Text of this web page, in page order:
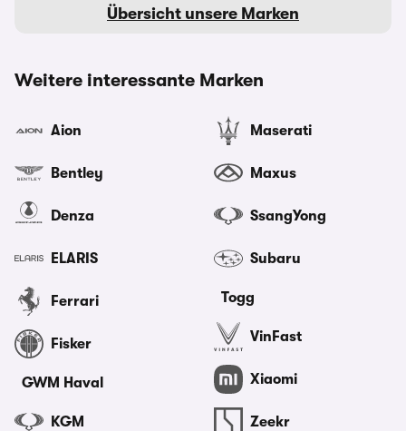
Übersicht unsere Marken
Weitere interessante Marken
Aion
Bentley
Denza
ELARIS
Ferrari
Fisker
GWM Haval
KGM
Maserati
Maxus
SsangYong
Subaru
Togg
VinFast
Xiaomi
Zeekr